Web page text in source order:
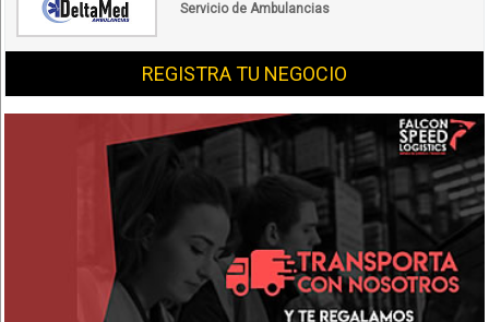
Servicio de Ambulancias
REGISTRA TU NEGOCIO